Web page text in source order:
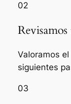
02
Valoramos
siguientes
03